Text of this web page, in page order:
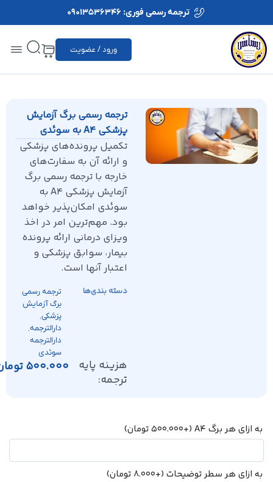
ترجمه رسمی فوری: 09013536346
ورود / عضویت
ترجمه رسمی برگ آزمایش
پزشکی A4 به سوئدی
تکمیل پرونده‌های پزشکی
و ارائه آن به سفارت‌های
خارجه با ترجمه رسمی برگ
آزمایش پزشکی A4 به
سوئدی امکان‌پذیر خواهد
بود. مهم‌ترین امر در اخذ
ویزای درمانی ارائه پرونده
بیمار، سوابق پزشکی و
اعتبار آنها است.
دسته بندی‌ها
ترجمه رسمی
برگ آزمایش
پزشکی,
دارالترجمه,
دارالترجمه
سوئدی
هزینه پایه
ترجمه:
500.000تومان
به ازای هر برگ A4 (+
500.000تومان)
به ازای هر سطر توضیحات(+
8.000تومان)